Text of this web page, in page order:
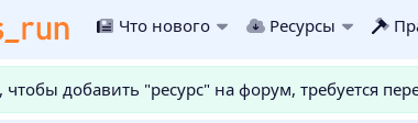
Что нового Ресурсы
чтобы добавить "ресурс" на форум, требуется